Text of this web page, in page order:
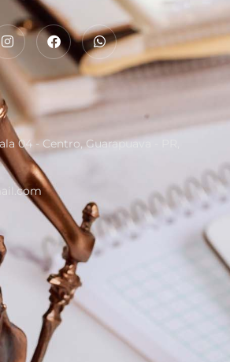
04 - Centro, Guarapuava - PR,